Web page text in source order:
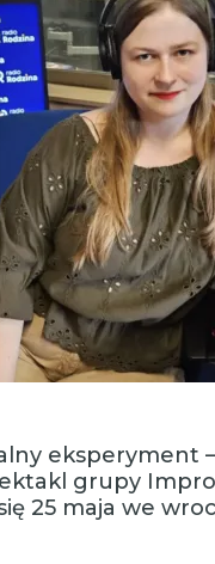
eksperyment
grupy
25 maja we